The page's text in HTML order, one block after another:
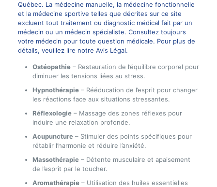
Québec. La médecine manuelle, la médecine fonctionnelle
et la médecine sportive telles que décrites sur ce site
excluent tout traitement ou diagnostic médical fait par un
médecin ou un médecin spécialiste. Consultez toujours
votre médecin pour toute question médicale. Pour plus de
détails, veuillez lire notre Avis Légal.
Ostéopathie– Restauration de l’équilibre corporel pour
diminuer les tensions liées au stress.
Hypnothérapie– Rééducation de l’esprit pour changer
les réactions face aux situations stressantes.
Réflexologie– Massage des zones réflexes pour
induire une relaxation profonde.
Acupuncture– Stimuler des points spécifiques pour
rétablir l’harmonie et réduire l’anxiété.
Massothérapie– Détente musculaire et apaisement
de l’esprit par le toucher.
Aromathérapie– Utilisation des huiles essentielles